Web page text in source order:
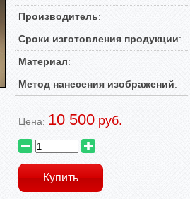
Производитель:
Сроки изготовления продукции:
Материал:
Метод нанесения изображений:
Цена: 10 500 руб.